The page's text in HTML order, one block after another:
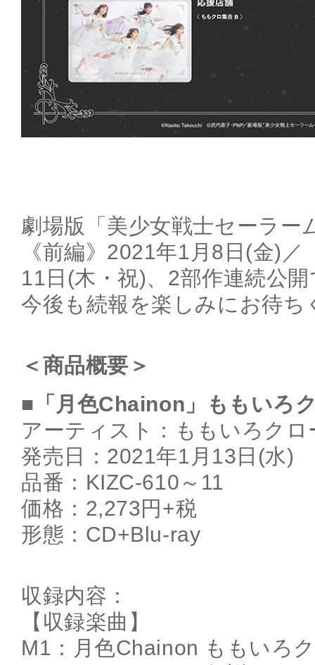
劇場版「美少女戦士セーラー
《前編》2021年1月8日(金)
11日(木・祝)、2部作連続公
今後も続報を楽しみにお待ち
＜商品概要＞
■「月色Chainon」ももいろ
アーティスト：ももいろクロ
発売日：2021年1月13日(水)
品番：KIZC-610～11
価格：2,273円+税
形態：CD+Blu-ray
収録内容：
【収録楽曲】
M1：月色Chainon ももいろ